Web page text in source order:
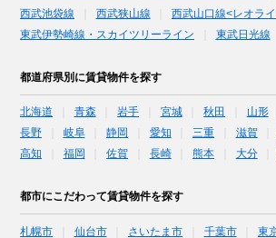
西武池袋線
西武狭山線 西武山口線<レオラ
東武伊勢崎線・スカイツリーライン
東武日光線
都道府県別に賃貸物件を探す
北海道 青森 岩手 宮城 秋田 山形
長野
岐阜 静岡 愛知 三重 滋賀
高知
福岡 佐賀 長崎 熊本 大分
都市にこだわって賃貸物件を探す
札幌市 仙台市 さいたま市 千葉市 東